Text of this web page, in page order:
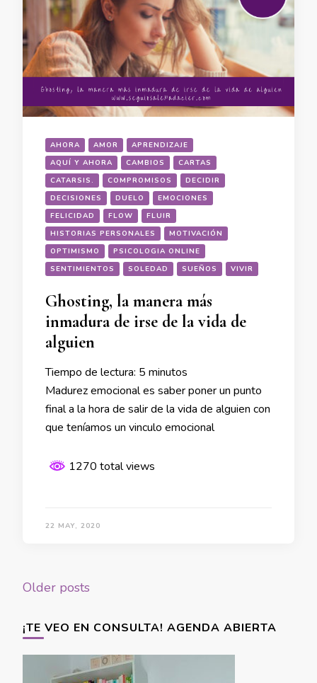
AHORA AMOR
APRENDIZAJE
AQUÍ Y AHORA
CAMBIOS
CARTAS
CATARSIS.
COMPROMISOS
DECIDIR
DECISIONES
DUELO
EMOCIONES
FELICIDAD
FLOW
FLUIR
HISTORIAS PERSONALES
MOTIVACIÓN
OPTIMISMO
PSICOLOGIA ONLINE
SENTIMIENTOS
SOLEDAD SUEÑOS VIVIR
Ghosting, la manera más
inmadura de irse de la vida de
alguien
Tiempo de lectura: 5 minutos
Madurez emocional es saber poner un punto
final a la hora de salir de la vida de alguien con
que teníamos un vinculo emocional
1270 total views
22 MAY, 2020
Posts
Older posts
¡TE VEO EN CONSULTA! AGENDA ABIERTA